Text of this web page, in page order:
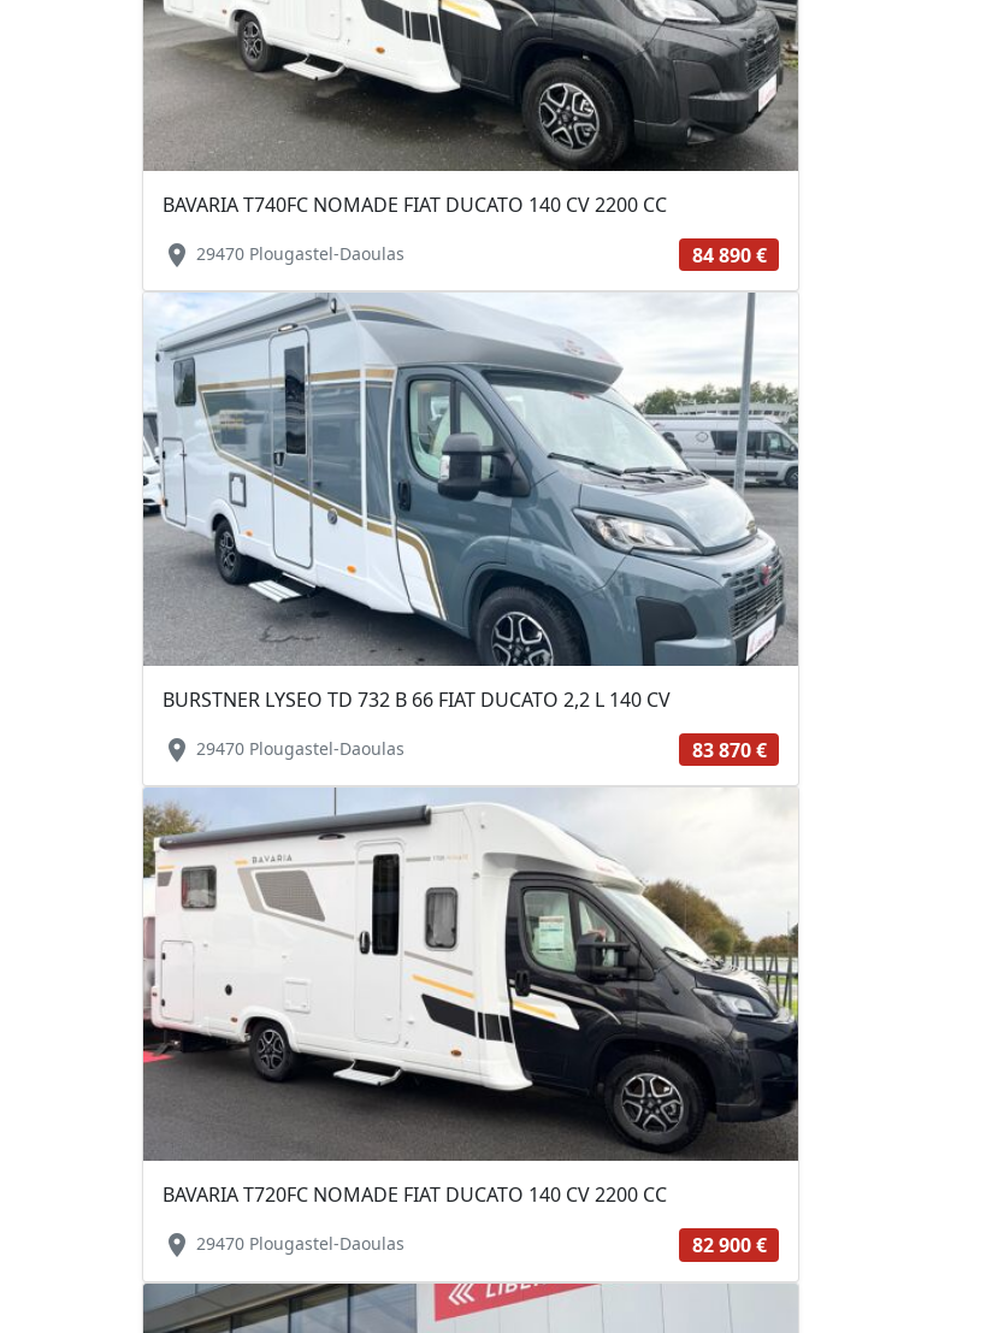
BAVARIA T740FC NOMADE FIAT DUCATO 140 CV 2200 CC
location_on 29470 Plougastel-Daoulas 84 890 €
BURSTNER LYSEO TD 732 B 66 FIAT DUCATO 2,2 L 140 CV
location_on 29470 Plougastel-Daoulas 83 870 €
BAVARIA T720FC NOMADE FIAT DUCATO 140 CV 2200 CC
location_on 29470 Plougastel-Daoulas 82 900 €